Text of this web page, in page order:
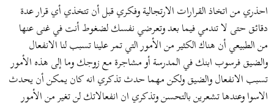
احذري من اتخاذ القرارات الارتجالية وفكري قبل أن تتخذي أي قرار عدة
دقائق حتى لا تندمي فيما بعد وتعرضي نفسك لضغوط أنت في غنى عنها
من الطبيعي أن هناك الكثير من الأمور التي تمر علينا تسبب لنا الانفعال
والضيق فرسوب ابنك في المدرسة أو مشاجرة مع زوجك وما إلى هذه الأمور
تسبب الانفعال والضيق ولكن مهما حدث تذكري انه كان يمكن أن يحدث
الاسوا وعندها تشعرين بالتحسن وتذكري ان انفعالاتك لن تغير من الأمور